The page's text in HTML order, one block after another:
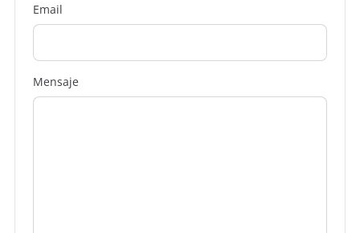
Pero parece que sí actual "normal" en este caso
Email
Mensaje